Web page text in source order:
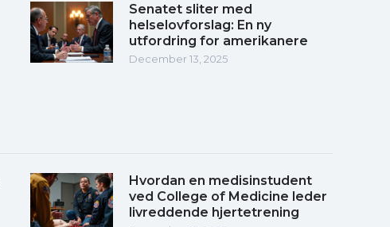
Senatet sliter med
helselovforslag: En ny
utfordring for amerikanere
December 13, 2025
Hvordan en medisinstudent
ved College of Medicine leder
livreddende hjertetrening